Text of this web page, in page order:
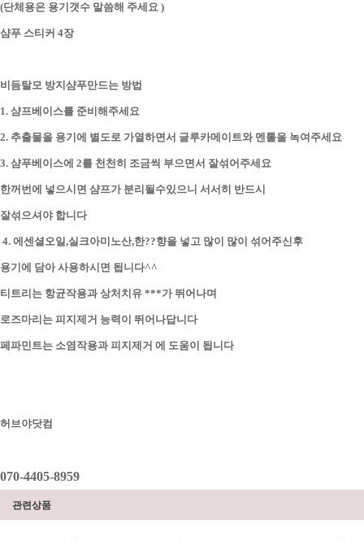
(단체용은 용기갯수 말씀해 주세요 )
샴푸 스티커 4장
비듬탈모 방지샴푸만드는 방법
1. 샴프베이스를 준비해주세요
2. 추출물을 용기에 별도로 가열하면서 글루카메이트와 멘톨을 녹여주세요
3. 샴푸베이스에 2를 천천히 조금씩 부으면서 잘섞어주세요
한꺼번에 넣으시면 샴프가 분리될수있으니 서서히 반드시
잘섞으셔야 합니다
4. 에센셜오일,실크아미노산,한??향을 넣고 많이 많이 섞어주신후
용기에 담아 사용하시면 됩니다^^
티트리는 항균작용과 상처치유 ***가 뛰어나며
로즈마리는 피지제거 능력이 뛰어나답니다
페파민트는 소염작용과 피지제거 에 도움이 됩니다
허브야닷컴
070-4405-8959
관련상품